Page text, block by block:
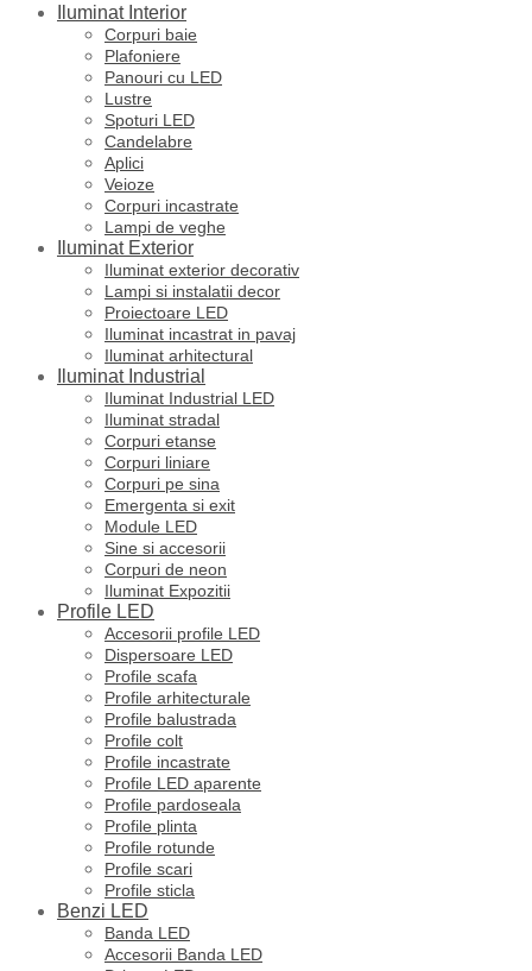
Iluminat Interior
Corpuri baie
Plafoniere
Panouri cu LED
Lustre
Spoturi LED
Candelabre
Aplici
Veioze
Corpuri incastrate
Lampi de veghe
Iluminat Exterior
Iluminat exterior decorativ
Lampi si instalatii decor
Proiectoare LED
Iluminat incastrat in pavaj
Iluminat arhitectural
Iluminat Industrial
Iluminat Industrial LED
Iluminat stradal
Corpuri etanse
Corpuri liniare
Corpuri pe sina
Emergenta si exit
Module LED
Sine si accesorii
Corpuri de neon
Iluminat Expozitii
Profile LED
Accesorii profile LED
Dispersoare LED
Profile scafa
Profile arhitecturale
Profile balustrada
Profile colt
Profile incastrate
Profile LED aparente
Profile pardoseala
Profile plinta
Profile rotunde
Profile scari
Profile sticla
Benzi LED
Banda LED
Accesorii Banda LED